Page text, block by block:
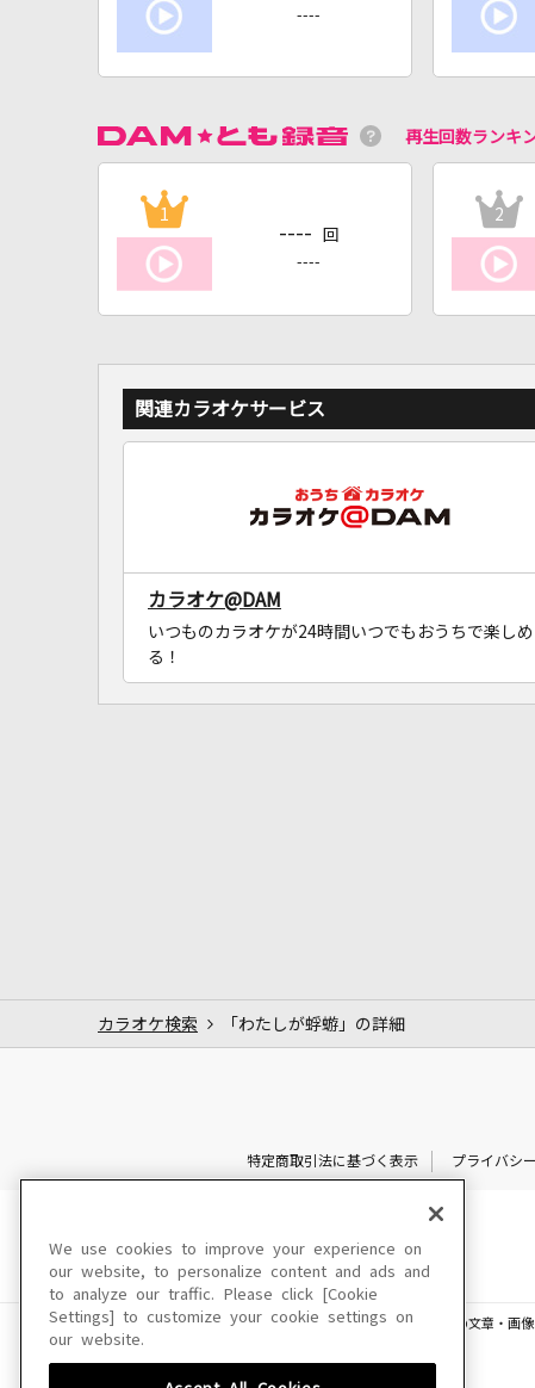
----
再生回数ランキ
1
---- 回
----
2
関連カラオケサービス
カラオケ@DAM
いつものカラオケが24時間いつでもおうちで楽しめ
る！
カラオケ検索 「わたしが蜉蝣」の詳細
特定商取引法に基づく表示
プライバシ
このサイトに掲載されている一切の文章・画
We use cookies to improve your experience on
our website, to personalize content and ads and
to analyze our traffic. Please click [Cookie
Settings] to customize your cookie settings on
our website.